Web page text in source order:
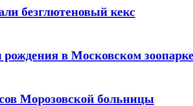
безглютеновый кекс
в Московском зоопарке
Морозовской больницы